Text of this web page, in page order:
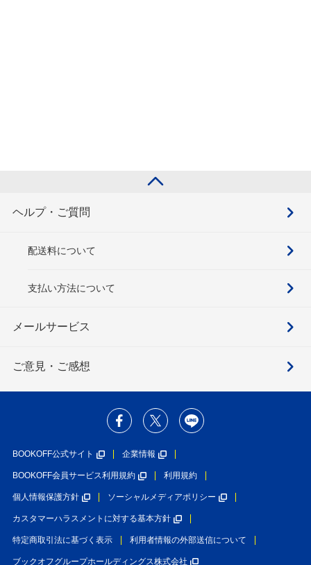
ヘルプ・ご質問
配送料について
支払い方法について
メールサービス
ご意見・ご感想
BOOKOFF公式サイト 企業情報
BOOKOFF会員サービス利用規約 利用規約
個人情報保護方針 ソーシャルメディアポリシー
カスタマーハラスメントに対する基本方針
特定商取引法に基づく表示 利用者情報の外部送信について
ブックオフグループホールディングス株式会社